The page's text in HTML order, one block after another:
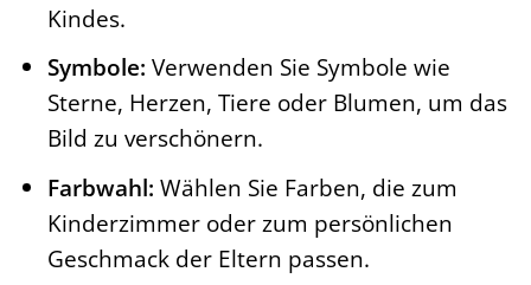
Kindes.
Symbole: Verwenden Sie Symbole wie
Sterne, Herzen, Tiere oder Blumen, um das
Bild zu verschönern.
Farbwahl: Wählen Sie Farben, die zum
Kinderzimmer oder zum persönlichen
Geschmack der Eltern passen.